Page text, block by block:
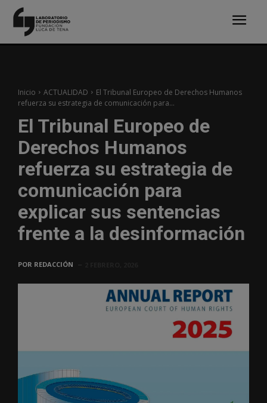
Inicio ACTUALIDAD
El Tribunal Europeo de Derechos Humanos
refuerza su estrategia de comunicación para...
El Tribunal Europeo de
Derechos Humanos
refuerza su estrategia de
comunicación para
explicar sus sentencias
frente a la desinformación
POR REDACCIÓN